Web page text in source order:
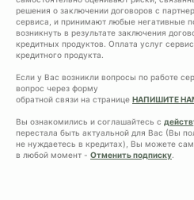
решения о заключении договоров с
сервиса, и принимают любые негативные
возникнуть в результате заключения
кредитных продуктов. Оплата услуг
кредитного продукта.
Если у Вас возникли вопросы по работе
вопрос через форму
обратной связи на странице НАПИШИТЕ
Вы ознакомились и соглашайтесь с
перестала быть актуальной для Вас (Вы
не нуждаетесь в кредитах), Вы можете
в любой момент - Отменить подписку.